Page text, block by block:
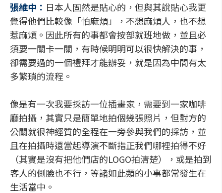
張維中： 日本人固然是貼心的，但與其說貼心我更
覺得他們比較像「怕麻煩」，不想麻煩人，也不想
惹麻煩。因此所有的事都會按部就班地做，並且必
須要一關卡一關，有時候明明可以很快解決的事，
卻需要過的一個禮拜才能辦妥，就是因為中間有太
多繁瑣的流程。
像是有一次我要採訪一位插畫家，需要到一家咖啡
廳拍攝，其實只是簡單地拍個幾張照片，但對方的
公關就很神經質的全程在一旁參與我們的採訪，並
且在拍攝時還當起導演不斷指正我們哪裡拍得不好
（其實是沒有把他們店的LOGO拍清楚），或是拍到
客人的側臉也不行，等諸如此類的小事都常發生在
生活當中。